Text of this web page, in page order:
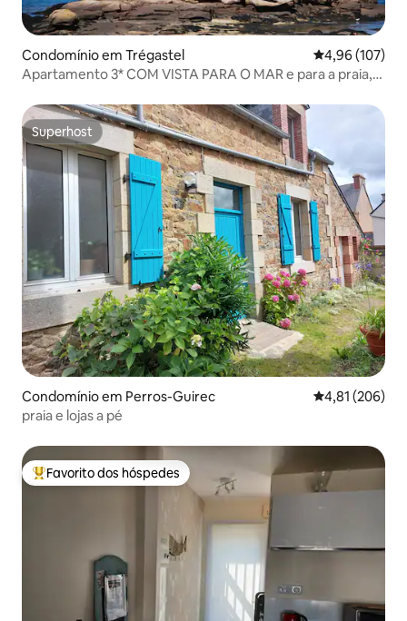
Condomínio em Trégastel Classificação
4,96 (107)
Apartamento 3* COM VISTA PARA O MAR e para a praia,
Superhost
Superhost
Condomínio em Perros-Guirec Classificação
4,81 (206)
praia e lojas a pé
Favoritos dos hóspedes mais apreciados
Favorito dos hóspedes